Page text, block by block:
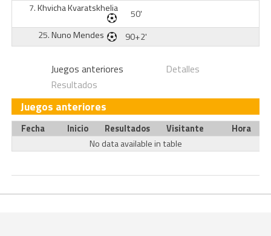
7.Khvicha Kvaratskhelia
50'
25.Nuno Mendes 90+2'
Juegos anteriores
Detalles
Resultados
Juegos anteriores
Fecha Inicio Resultados Visitante
Hora
No data available in table